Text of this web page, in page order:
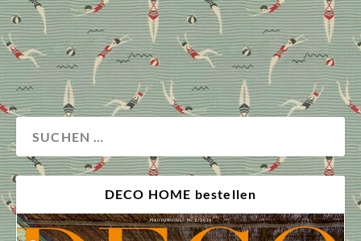
für ein wohnliches Bad.
Bad Interview Wand
DECO HOME bestellen